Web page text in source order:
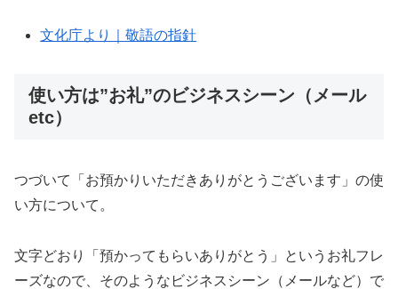
文化庁より｜敬語の指針
使い方は”お礼”のビジネスシーン（メール
etc）
つづいて「お預かりいただきありがとうございます」の使
い方について。
文字どおり「預かってもらいありがとう」というお礼フレ
ーズなので、そのようなビジネスシーン（メールなど）で